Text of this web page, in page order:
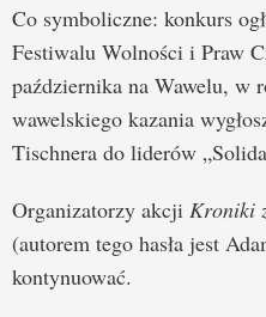
Co symboliczne: konkurs
Festiwalu Wolności i Praw
października na Wawelu, w
wawelskiego kazania
Tischnera do liderów
Organizatorzy akcji Kroniki
(autorem tego hasła jest
kontynuować.